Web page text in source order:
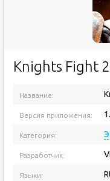
Knights Fight
Название:
Версия приложения:
Категория:
Разработчик:
Языки: